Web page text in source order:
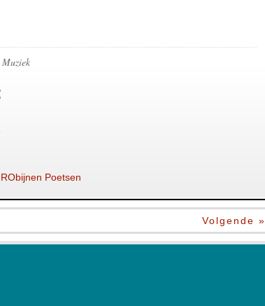
Muziek
Poetsen
Volgende »